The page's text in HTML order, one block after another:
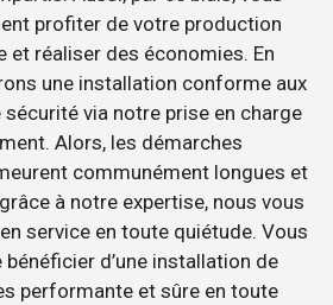
profiter de votre production
et réaliser des économies. En
une installation conforme aux
via notre prise en charge
Alors, les démarches
communément longues et
à notre expertise, nous vous
service en toute quiétude. Vous
d’une installation de
performante et sûre en toute